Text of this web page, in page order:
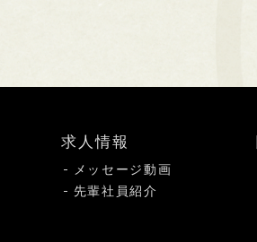
求人情報
メッセージ動画
先輩社員紹介